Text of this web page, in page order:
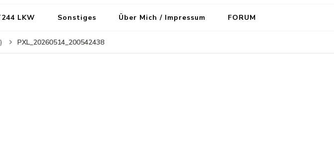
LKW Sonstiges Über Mich / Impressum FORUM
PXL_20260514_200542438